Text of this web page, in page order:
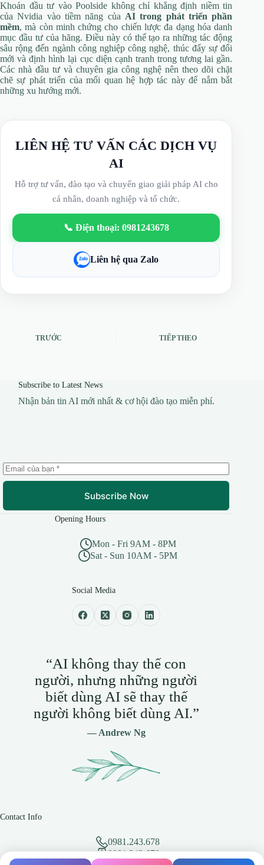
Khoản đầu tư vào Poolside không chỉ khẳng định niềm tin
của Nvidia vào tiềm năng của AI trong phát triển phần
mềm, mà còn minh chứng cho chiến lược đa dạng hóa danh
mục đầu tư của hãng. Điều này có thể tạo ra những tác động
sâu rộng đến ngành công nghiệp công nghệ, thúc đẩy sự đổi
mới và định hình lại cục diện cạnh tranh trong tương lai gần.
Các nhà đầu tư và chuyên gia công nghệ nên theo dõi chặt
chẽ sự phát triển của mối quan hệ hợp tác này để nắm bắt
những xu hướng mới.
LIÊN HỆ TƯ VẤN CÁC DỊCH VỤ
AI
Hỗ trợ tư vấn, đào tạo và chuyển giao giải pháp AI cho
cá nhân, doanh nghiệp và tổ chức.
📞 Điện thoại: 0981243678
Liên hệ qua Zalo
TRƯỚC TIẾP THEO
Subscribe to Latest News
Nhận bản tin AI mới nhất & cơ hội đào tạo miễn phí.
Subscribe Now
Opening Hours
Mon - Fri 9AM - 8PM
Sat - Sun 10AM - 5PM
Social Media
“AI không thay thế con
người, nhưng những người
biết dùng AI sẽ thay thế
người không biết dùng AI.”
— Andrew Ng
Contact Info
0981.243.678
0981.243.678